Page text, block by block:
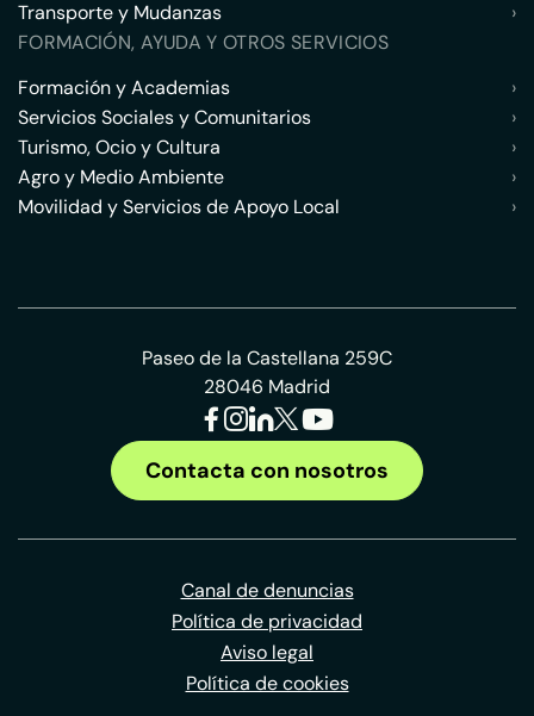
Transporte y Mudanzas
›
FORMACIÓN, AYUDA Y OTROS SERVICIOS
Formación y Academias
›
Servicios Sociales y Comunitarios
›
Turismo, Ocio y Cultura
›
Agro y Medio Ambiente
›
Movilidad y Servicios de Apoyo Local
›
Paseo de la Castellana 259C
28046 Madrid
Contacta con nosotros
Canal de denuncias
Política de privacidad
Aviso legal
Política de cookies